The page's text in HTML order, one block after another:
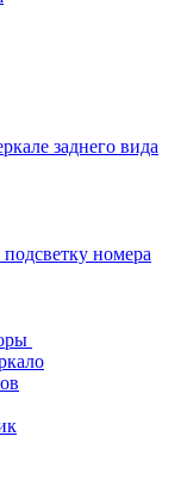
заднего вида
номера